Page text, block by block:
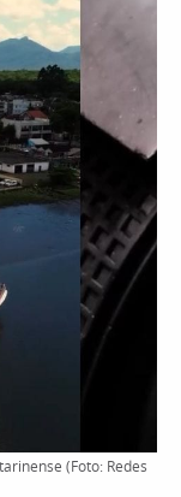
(Foto: Redes